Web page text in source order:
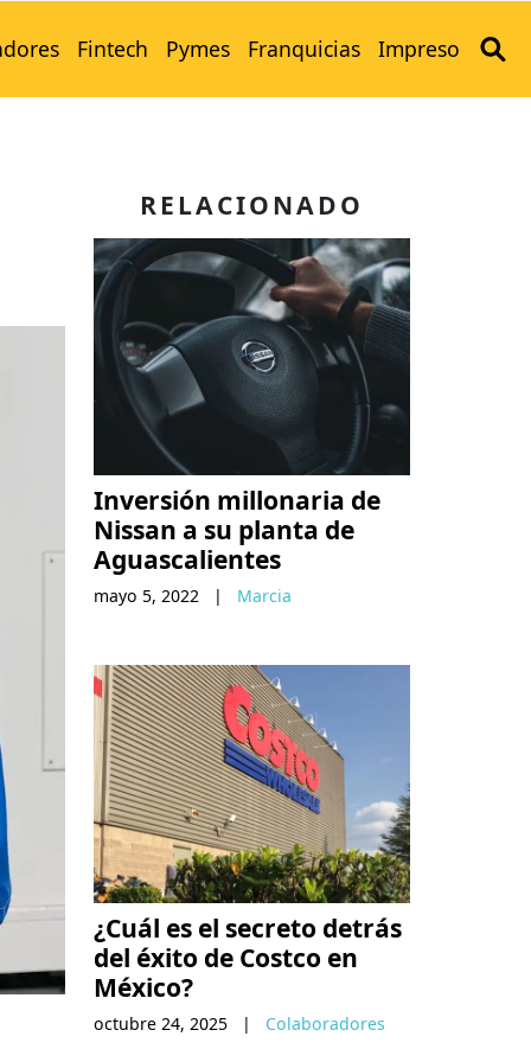
Fintech Pymes Franquicias Impreso
RELACIONADO
Inversión millonaria de
Nissan a su planta de
Aguascalientes
mayo 5, 2022 | Marcia
¿Cuál es el secreto detrás
del éxito de Costco en
México?
octubre 24, 2025 | Colaboradores